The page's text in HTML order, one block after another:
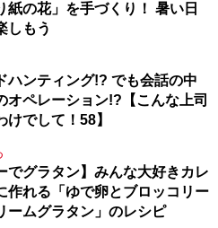
紙の花」を手づくり！ 暑い日
しもう
ハンティング!? でも会話の中
オペレーション!?【こんな上司
けでして！58】
でグラタン】みんな大好きカレ
作れる「ゆで卵とブロッコリー
ームグラタン」のレシピ